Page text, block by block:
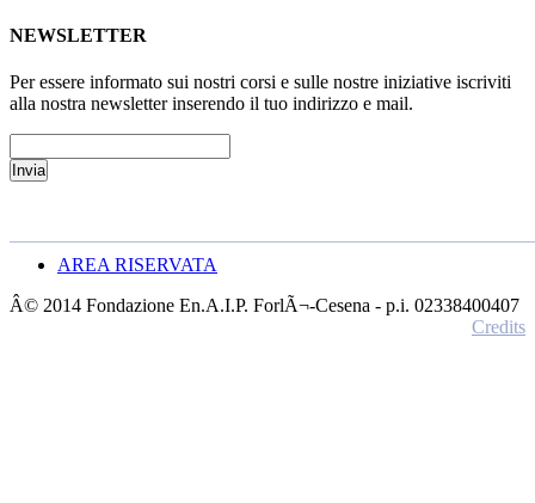
NEWSLETTER
Per essere informato sui nostri corsi e sulle nostre iniziative iscriviti
alla nostra newsletter inserendo il tuo indirizzo e mail.
AREA RISERVATA
Â© 2014 Fondazione En.A.I.P. ForlÃ¬-Cesena - p.i. 02338400407
Credits